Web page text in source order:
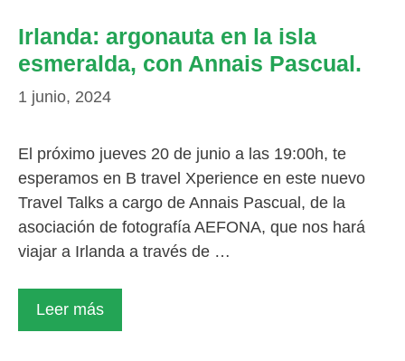
Irlanda: argonauta en la isla
esmeralda, con Annais Pascual.
1 junio, 2024
El próximo jueves 20 de junio a las 19:00h, te
esperamos en B travel Xperience en este nuevo
Travel Talks a cargo de Annais Pascual, de la
asociación de fotografía AEFONA, que nos hará
viajar a Irlanda a través de …
Leer más